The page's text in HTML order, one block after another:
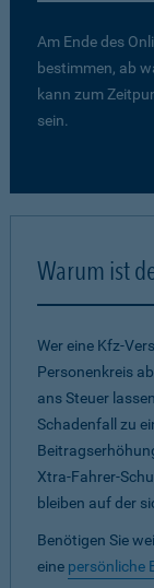
Am Ende des
bestimmen, ab
kann zum
sein.
Warum ist
Wer eine Kfz-
Personenkreis
ans Steuer
Schadenfall zu
Xtra-Fahrer-
bleiben auf der
Benötigen Sie
eine persönliche